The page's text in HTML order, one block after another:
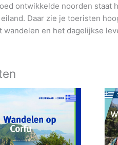
ontwikkelde noorden staat
Daar zie je toeristen
en het dagelijkse